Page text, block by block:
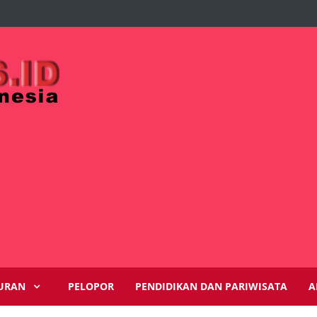
PELOPOR PENDIDIKAN DAN PARIWISATA